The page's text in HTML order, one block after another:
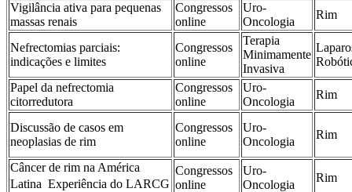
Vigilância ativa para pequenas
massas renais
Congressos
online
Uro-
Oncologia
Rim
Nefrectomias parciais:
indicações e limites
Congressos
online
Terapia
Minimamente
Invasiva
Papel da nefrectomia
citorredutora
Congressos
online
Uro-
Oncologia
Rim
Discussão de casos em
neoplasias de rim
Congressos
online
Uro-
Oncologia
Rim
Câncer de rim na América
Latina  Experiência do LARCG
Congressos
online
Uro-
Oncologia
Rim